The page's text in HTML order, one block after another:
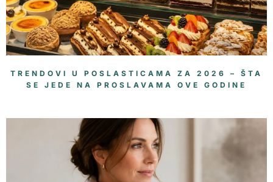
TRENDOVI U POSLASTICAMA ZA 2026 – ŠTA
SE JEDE NA PROSLAVAMA OVE GODINE